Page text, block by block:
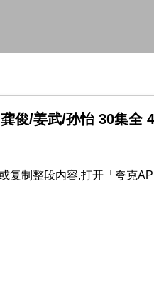
俊/姜武/孙怡 30集全
制整段内容,打开「夸克